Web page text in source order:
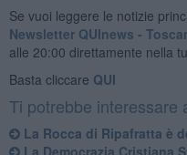
Se vuoi leggere le notizie
Newsletter QUInews -
alle 20:00 direttamente nella
Basta cliccare QUI
Ti potrebbe interessare
La Rocca di Ripafratta è
La Democrazia Cristiana